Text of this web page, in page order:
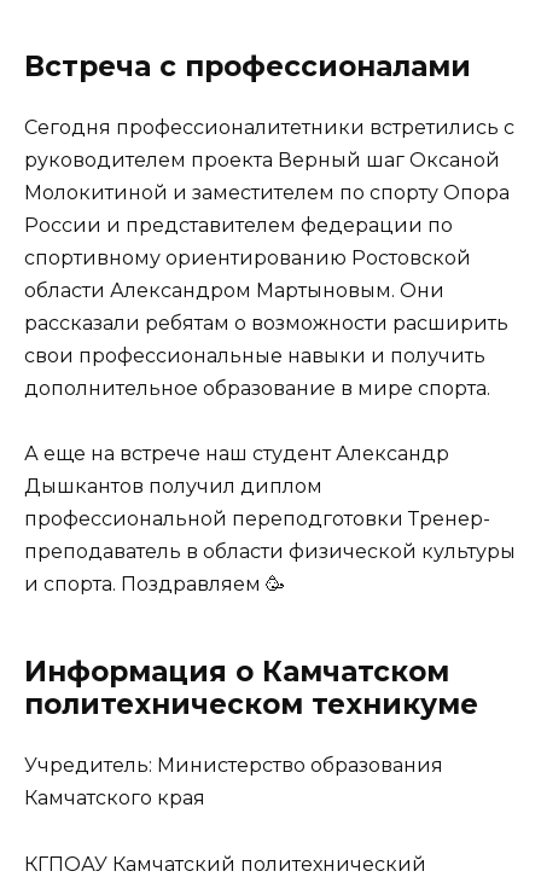
Встреча с профессионалами
Сегодня профессионалитетники встретились с
руководителем проекта Верный шаг Оксаной
Молокитиной и заместителем по спорту Опора
России и представителем федерации по
спортивному ориентированию Ростовской
области Александром Мартыновым. Они
рассказали ребятам о возможности расширить
свои профессиональные навыки и получить
дополнительное образование в мире спорта.
А еще на встрече наш студент Александр
Дышкантов получил диплом
профессиональной переподготовки Тренер-
преподаватель в области физической культуры
и спорта. Поздравляем 🥳
Информация о Камчатском
политехническом техникуме
Учредитель: Министерство образования
Камчатского края
КГПОАУ Камчатский политехнический